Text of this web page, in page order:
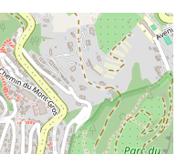
✕
Vous